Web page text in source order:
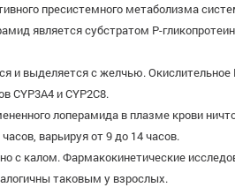
пресистемного метаболизма
является субстратом Р-
и выделяется с желчью.
CYP3A4 и CYP2C8.
лоперамида в плазме крови
варьируя от 9 до 14 часов.
калом. Фармакокинетические
таковым у взрослых.